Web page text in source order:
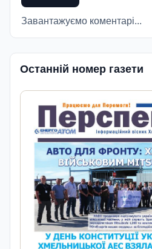
Завантажуємо коментарі...
Останній номер газети